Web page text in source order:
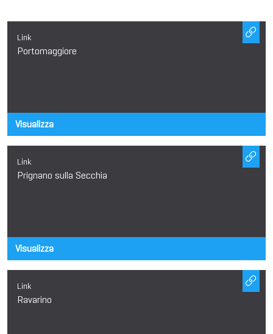
Link
Portomaggiore
Visualizza
Link
Prignano sulla Secchia
Visualizza
Link
Ravarino